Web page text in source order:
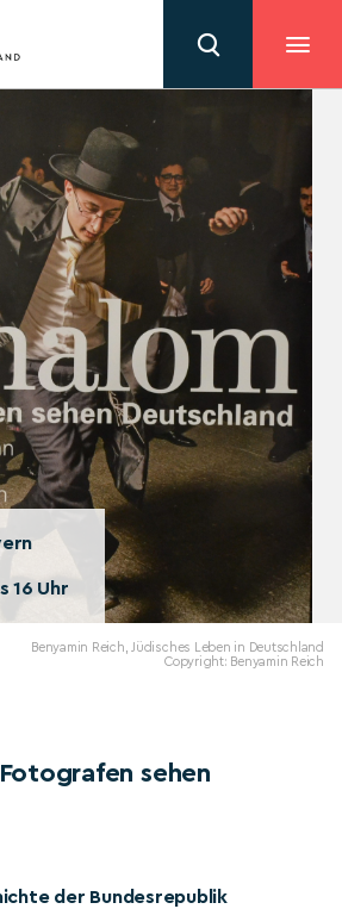
16 Uhr
Benyamin Reich, Jüdisches Leben in Deutschland
Copyright: Benyamin Reich
sehen
der Bundesrepublik